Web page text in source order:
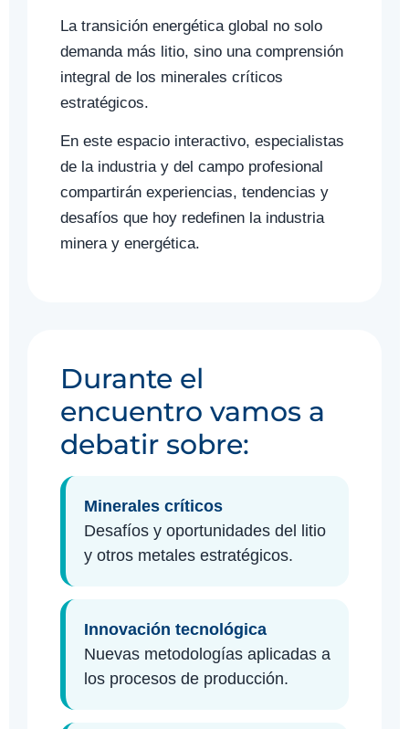
La transición energética global no solo
demanda más litio, sino una comprensión
integral de los minerales críticos
estratégicos.
En este espacio interactivo, especialistas
de la industria y del campo profesional
compartirán experiencias, tendencias y
desafíos que hoy redefinen la industria
minera y energética.
Durante el
encuentro vamos a
debatir sobre:
Minerales críticos
Desafíos y oportunidades del litio
y otros metales estratégicos.
Innovación tecnológica
Nuevas metodologías aplicadas a
los procesos de producción.